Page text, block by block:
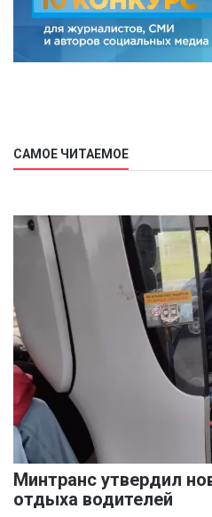
САМОЕ ЧИТАЕМОЕ
Минтранс утвердил
отдыха водителей